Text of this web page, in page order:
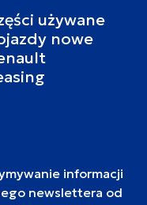
używane
nowe
informacji
newslettera od